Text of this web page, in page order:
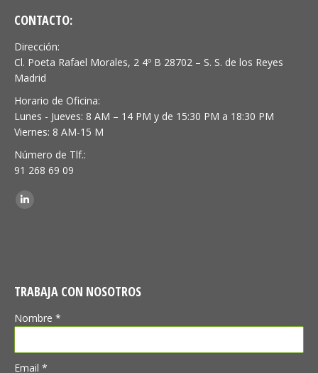
CONTACTO:
Dirección:
Cl. Poeta Rafael Morales, 2 4º B 28702 – S. S. de los Reyes
Madrid
Horario de Oficina:
Lunes - Jueves: 8 AM – 14 PM y de 15:30 PM a 18:30 PM
Viernes: 8 AM-15 M
Número de Tlf.:
91 268 69 09
Encuéntranos en:
Linkedin
TRABAJA CON NOSOTROS
Nombre *
Email *